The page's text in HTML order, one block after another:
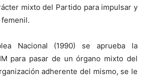
mixto del Partido para impulsar y
Nacional (1990) se aprueba la
para pasar de un órgano mixto del
adherente del mismo, se le